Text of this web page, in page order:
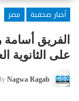
أخبار صحفية
مصر
الفريق أسامة
على الثانوية
Nagwa Ragab